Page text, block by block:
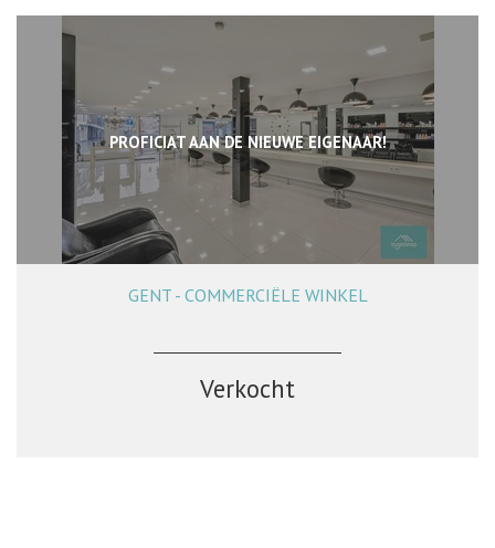
PROFICIAT AAN DE NIEUWE EIGENAAR!
144 m²
GENT - COMMERCIËLE WINKEL
Verkocht